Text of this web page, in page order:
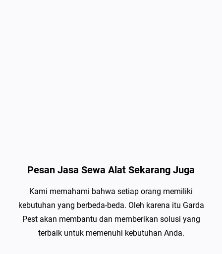
Pesan Jasa Sewa Alat Sekarang Juga
Kami memahami bahwa setiap orang memiliki
kebutuhan yang berbeda-beda. Oleh karena itu Garda
Pest akan membantu dan memberikan solusi yang
terbaik untuk memenuhi kebutuhan Anda.